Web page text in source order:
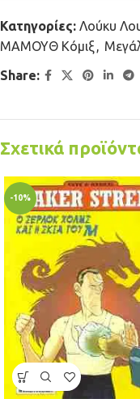
Κατηγορίες: Λούκυ
ΜΑΜΟΥΘ Κόμιξ ,
Share:
Σχετικά
-10%